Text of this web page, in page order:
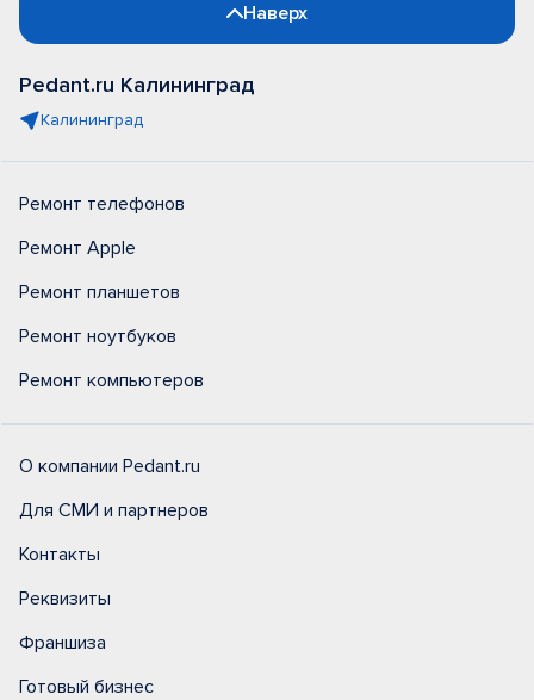
Наверх
Pedant.ru Калининград
Калининград
Ремонт телефонов
Ремонт Apple
Ремонт планшетов
Ремонт ноутбуков
Ремонт компьютеров
О компании Pedant.ru
Для СМИ и партнеров
Контакты
Реквизиты
Франшиза
Готовый бизнес